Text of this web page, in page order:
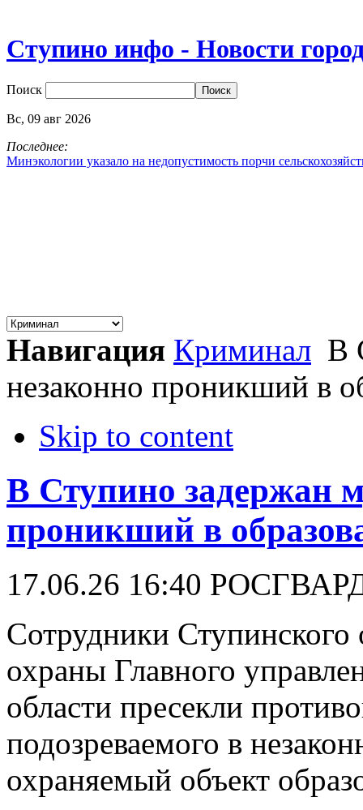
Ступино инфо - Новости
Поиск
Вс, 09 авг 2026
Последнее:
Минэкологии указало на недопустимость порчи
Навигация Криминал В
незаконно проникший в
Skip to content
В Ступино задержан
проникший в
17.06.26 16:40
Сотрудники Ступинского
охраны Главного
области пресекли
подозреваемого в
охраняемый объект